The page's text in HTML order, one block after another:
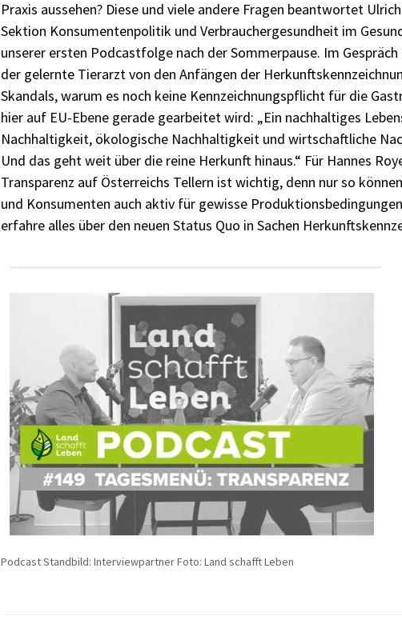
Praxis aussehen? Diese und viele andere Fragen beantwortet
Sektion Konsumentenpolitik und Verbrauchergesundheit im
unserer ersten Podcastfolge nach der Sommerpause. Im
der gelernte Tierarzt von den Anfängen der
Skandals, warum es noch keine Kennzeichnungspflicht für die
hier auf EU-Ebene gerade gearbeitet wird: „Ein nachhaltiges
Nachhaltigkeit, ökologische Nachhaltigkeit und wirtschaftliche
Und das geht weit über die reine Herkunft hinaus.“ Für Hannes
Transparenz auf Österreichs Tellern ist wichtig, denn nur so
und Konsumenten auch aktiv für gewisse
erfahre alles über den neuen Status Quo in Sachen
Podcast Standbild: Interviewpartner Foto: Land schafft Leben